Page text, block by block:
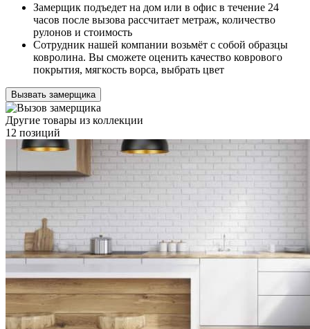
Замерщик подъедет на дом или в офис в течение 24
часов после вызова рассчитает метраж, количество
рулонов и стоимость
Сотрудник нашей компании возьмёт с собой образцы
ковролина. Вы сможете оценить качество коврового
покрытия, мягкость ворса, выбрать цвет
Вызвать замерщика
Другие товары из коллекции
12 позиций